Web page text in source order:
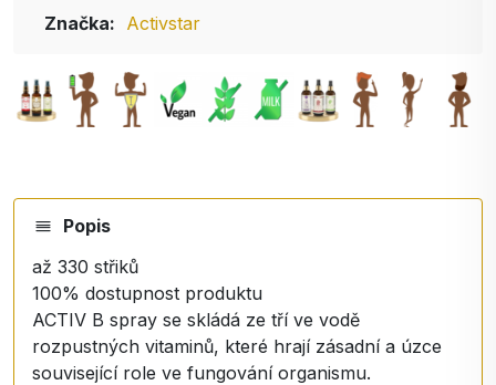
Značka: Activstar
Popis
až 330 střiků
100% dostupnost produktu
ACTIV B spray se skládá ze tří ve vodě
rozpustných vitaminů, které hrají zásadní a úzce
související role ve fungování organismu.